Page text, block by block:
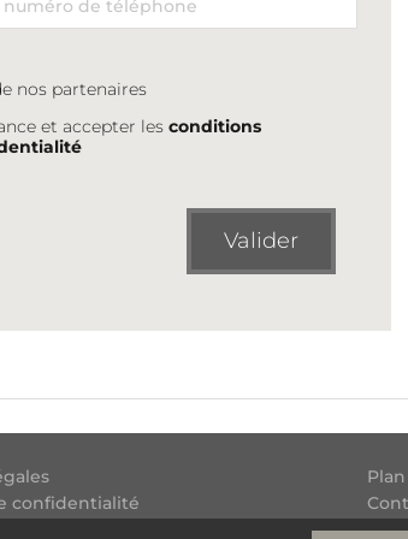
nos partenaires
et accepter lesconditions
Valider
confidentialité
Flux